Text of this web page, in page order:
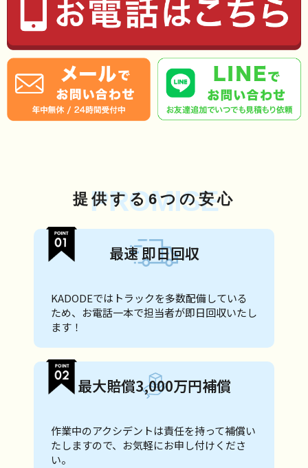
PROMISE
提供する6つの安心
最速 即日回収
KADODEではトラックを多数配備している
ため、お電話一本で担当者が即日回収いたし
ます！
最大賠償3,000万円補償
作業中のアクシデントは責任を持って補償い
たしますので、お気軽にお申し付けくださ
い。